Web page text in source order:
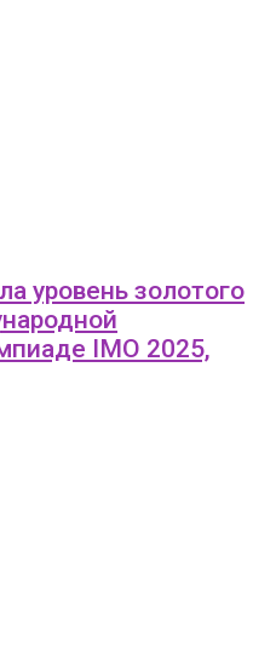
уровень золотого
IMO 2025,